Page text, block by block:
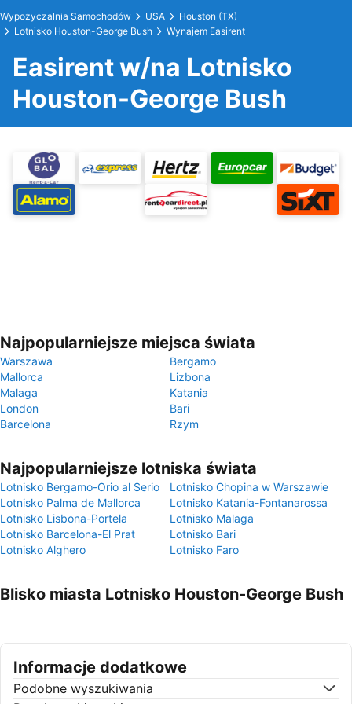
Wypożyczalnia Samochodów USA
Houston (TX)
Lotnisko Houston-George Bush
Wynajem Easirent
Easirent w/na Lotnisko
Houston-George Bush
Najpopularniejsze miejsca świata
Warszawa
Bergamo
Mallorca
Lizbona
Malaga
Katania
London
Bari
Barcelona
Rzym
Najpopularniejsze lotniska świata
Lotnisko Bergamo-Orio al Serio
Lotnisko Chopina w Warszawie
Lotnisko Palma de Mallorca
Lotnisko Katania-Fontanarossa
Lotnisko Lisbona-Portela
Lotnisko Malaga
Lotnisko Barcelona-El Prat
Lotnisko Bari
Lotnisko Alghero
Lotnisko Faro
Blisko miasta Lotnisko Houston-George Bush
Informacje dodatkowe
Podobne wyszukiwania